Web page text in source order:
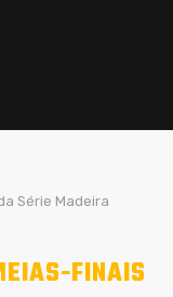
Série Madeira
FINAIS